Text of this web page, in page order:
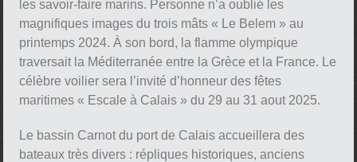
les savoir-faire marins. Personne n’a oublié les
magnifiques images du trois mâts « Le Belem » au
printemps 2024. À son bord, la flamme olympique
traversait la Méditerranée entre la Grèce et la France. Le
célèbre voilier sera l’invité d’honneur des fêtes
maritimes « Escale à Calais » du 29 au 31 aout 2025.
Le bassin Carnot du port de Calais accueillera des
bateaux très divers : répliques historiques, anciens